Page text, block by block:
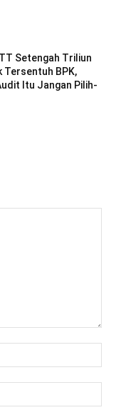
Setengah Triliun
Tersentuh BPK,
Itu Jangan Pilih-